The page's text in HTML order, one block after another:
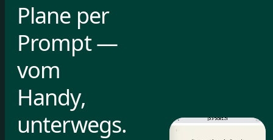
Plane per
Prompt —
vom
Handy,
unterwegs.